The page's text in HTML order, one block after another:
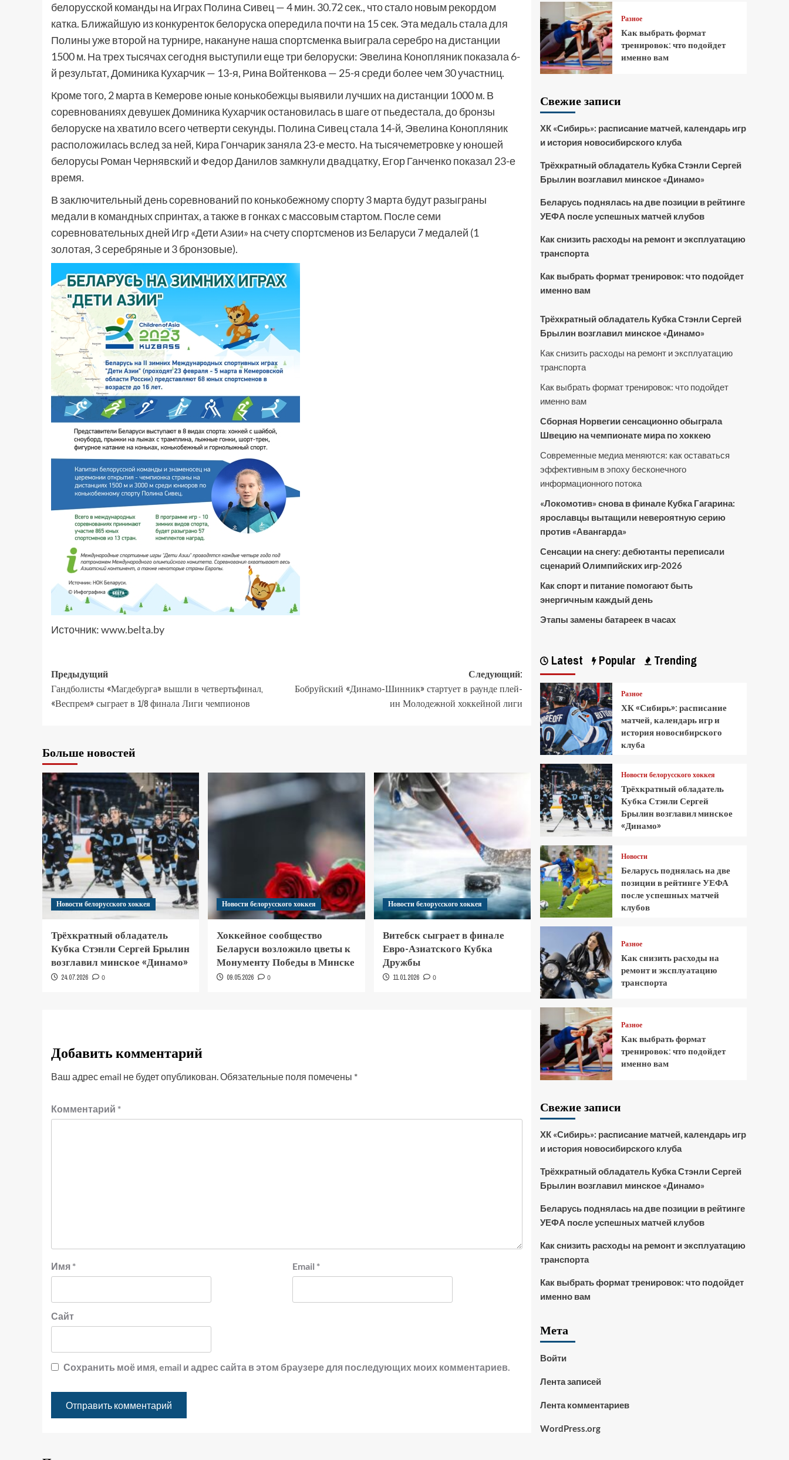
белорусской команды на Играх Полина Сивец — 4 мин. 30.72 сек., что стало новым рекордом
катка. Ближайшую из конкуренток белоруска опередила почти на 15 сек. Эта медаль стала для
Полины уже второй на турнире, накануне наша спортсменка выиграла серебро на дистанции
1500 м. На трех тысячах сегодня выступили еще три белоруски: Эвелина Конопляник показала 6-
й результат, Доминика Кухарчик — 13-я, Рина Войтенкова — 25-я среди более чем 30 участниц.
Кроме того, 2 марта в Кемерове юные конькобежцы выявили лучших на дистанции 1000 м. В
соревнованиях девушек Доминика Кухарчик остановилась в шаге от пьедестала, до бронзы
белоруске на хватило всего четверти секунды. Полина Сивец стала 14-й, Эвелина Конопляник
расположилась вслед за ней, Кира Гончарик заняла 23-е место. На тысячеметровке у юношей
белорусы Роман Чернявский и Федор Данилов замкнули двадцатку, Егор Ганченко показал 23-е
время.
В заключительный день соревнований по конькобежному спорту 3 марта будут разыграны
медали в командных спринтах, а также в гонках с массовым стартом. После семи
соревновательных дней Игр «Дети Азии» на счету спортсменов из Беларуси 7 медалей (1
золотая, 3 серебряные и 3 бронзовые).
Источник:www.belta.by
Предыдущий
Гандболисты «Магдебурга» вышли в четвертьфинал,
«Веспрем» сыграет в 1/8 финала Лиги чемпионов
Следующий:
Бобруйский «Динамо-Шинник» стартует в раунде плей-
ин Молодежной хоккейной лиги
Больше новостей
Новости белорусского хоккея
Трёхкратный обладатель
Кубка Стэнли Сергей Брылин
возглавил минское «Динамо»
24.07.2026 0
Новости белорусского хоккея
Хоккейное сообщество
Беларуси возложило цветы к
Монументу Победы в Минске
09.05.2026 0
Новости белорусского хоккея
Витебск сыграет в финале
Евро-Азиатского Кубка
Дружбы
11.01.2026 0
Добавить комментарий
Ваш адрес email не будет опубликован.Обязательные поля помечены *
Комментарий *
Имя * Email *
Сайт
Сохранить моё имя, email и адрес сайта в этом браузере для последующих моих комментариев.
Разное
Как выбрать формат
тренировок: что подойдет
именно вам
Свежие записи
ХК «Сибирь»: расписание матчей, календарь игр
и история новосибирского клуба
Трёхкратный обладатель Кубка Стэнли Сергей
Брылин возглавил минское «Динамо»
Беларусь поднялась на две позиции в рейтинге
УЕФА после успешных матчей клубов
Как снизить расходы на ремонт и эксплуатацию
транспорта
Как выбрать формат тренировок: что подойдет
именно вам
Трёхкратный обладатель Кубка Стэнли Сергей
Брылин возглавил минское «Динамо»
Как снизить расходы на ремонт и эксплуатацию
транспорта
Как выбрать формат тренировок: что подойдет
именно вам
Сборная Норвегии сенсационно обыграла
Швецию на чемпионате мира по хоккею
Современные медиа меняются: как оставаться
эффективным в эпоху бесконечного
информационного потока
«Локомотив» снова в финале Кубка Гагарина:
ярославцы вытащили невероятную серию
против «Авангарда»
Сенсации на снегу: дебютанты переписали
сценарий Олимпийских игр-2026
Как спорт и питание помогают быть
энергичным каждый день
Этапы замены батареек в часах
Latest Popular Trending
Разное
ХК «Сибирь»: расписание
матчей, календарь игр и
история новосибирского
клуба
Новости белорусского хоккея
Трёхкратный обладатель
Кубка Стэнли Сергей
Брылин возглавил минское
«Динамо»
Новости
Беларусь поднялась на две
позиции в рейтинге УЕФА
после успешных матчей
клубов
Разное
Как снизить расходы на
ремонт и эксплуатацию
транспорта
Разное
Как выбрать формат
тренировок: что подойдет
именно вам
Свежие записи
ХК «Сибирь»: расписание матчей, календарь игр
и история новосибирского клуба
Трёхкратный обладатель Кубка Стэнли Сергей
Брылин возглавил минское «Динамо»
Беларусь поднялась на две позиции в рейтинге
УЕФА после успешных матчей клубов
Как снизить расходы на ремонт и эксплуатацию
транспорта
Как выбрать формат тренировок: что подойдет
именно вам
Мета
Войти
Лента записей
Лента комментариев
WordPress.org